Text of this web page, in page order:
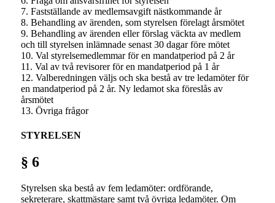
7. Fastställande av medlemsavgift nästkommande år
8. Behandling av ärenden, som styrelsen förelagt årsmötet
9. Behandling av ärenden eller förslag väckta av medlem
och till styrelsen inlämnade senast 30 dagar före mötet
10. Val styrelsemedlemmar för en mandatperiod på 2 år
11. Val av två revisorer för en mandatperiod på 1 år
12. Valberedningen väljs och ska bestå av tre ledamöter för
en mandatperiod på 2 år. Ny ledamot ska föreslås av
årsmötet
13. Övriga frågor
STYRELSEN
§ 6
Styrelsen ska bestå av fem ledamöter: ordförande,
sekreterare, skattmästare samt två övriga ledamöter. Om